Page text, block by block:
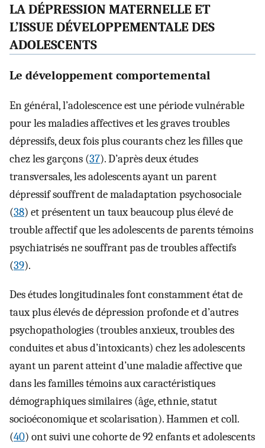
LA DÉPRESSION MATERNELLE ET
L’ISSUE DÉVELOPPEMENTALE DES
ADOLESCENTS
Le développement comportemental
En général, l’adolescence est une période vulnérable
pour les maladies affectives et les graves troubles
dépressifs, deux fois plus courants chez les filles que
chez les garçons (37). D’après deux études
transversales, les adolescents ayant un parent
dépressif souffrent de maladaptation psychosociale
(38) et présentent un taux beaucoup plus élevé de
trouble affectif que les adolescents de parents témoins
psychiatrisés ne souffrant pas de troubles affectifs
(39).
Des études longitudinales font constamment état de
taux plus élevés de dépression profonde et d’autres
psychopathologies (troubles anxieux, troubles des
conduites et abus d’intoxicants) chez les adolescents
ayant un parent atteint d’une maladie affective que
dans les familles témoins aux caractéristiques
démographiques similaires (âge, ethnie, statut
socioéconomique et scolarisation). Hammen et coll.
(40) ont suivi une cohorte de 92 enfants et adolescents